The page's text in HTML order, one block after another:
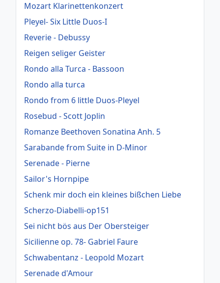
Mozart Klarinettenkonzert
Pleyel- Six Little Duos-I
Reverie - Debussy
Reigen seliger Geister
Rondo alla Turca - Bassoon
Rondo alla turca
Rondo from 6 little Duos-Pleyel
Rosebud - Scott Joplin
Romanze Beethoven Sonatina Anh. 5
Sarabande from Suite in D-Minor
Serenade - Pierne
Sailor's Hornpipe
Schenk mir doch ein kleines bißchen Liebe
Scherzo-Diabelli-op151
Sei nicht bös aus Der Obersteiger
Sicilienne op. 78- Gabriel Faure
Schwabentanz - Leopold Mozart
Serenade d'Amour